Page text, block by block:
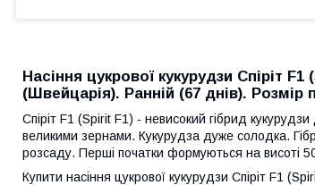
Насіння цукрової кукурудзи Спіріт
(Швейцарія). Ранній (67 днів). Розмір
Спіріт F1 (Spirit F1) - невисокий гібрид
великими зернами. Кукурудза дуже солодка.
розсаду. Перші початки формуються на висоті
Купити насіння цукрової кукурудзи Спіріт F1